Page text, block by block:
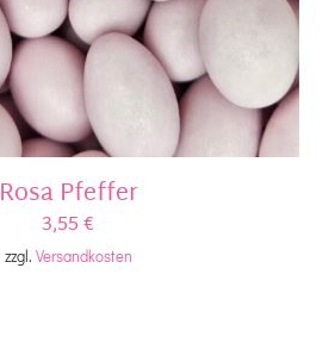
Rosa Pfeffer
3,55€
zzgl. Versandkosten